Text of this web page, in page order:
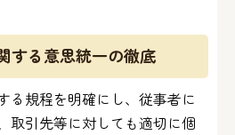
する意思統一の徹底
る規程を明確にし、従事者に
取引先等に対しても適切に個